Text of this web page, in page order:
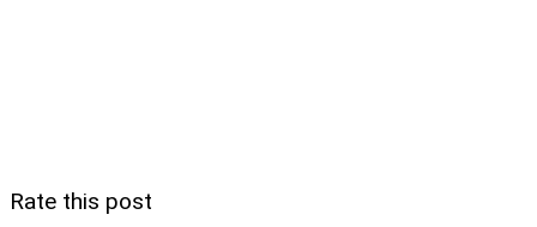
Rate this post